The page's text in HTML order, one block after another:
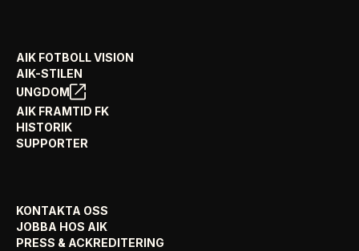
AIK FOTBOLL VISION
AIK-STILEN
UNGDOM
AIK FRAMTID FK
HISTORIK
SUPPORTER
KONTAKTA OSS
JOBBA HOS AIK
PRESS & ACKREDITERING